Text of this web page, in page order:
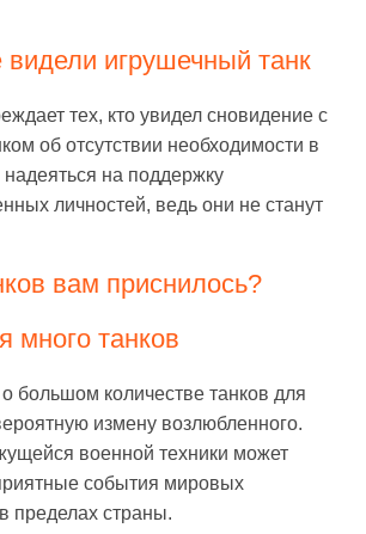
видели игрушечный танк
тех, кто увидел сновидение с
об отсутствии необходимости в
на поддержку
личностей, ведь они не станут
вам приснилось?
много танков
большом количестве танков для
измену возлюбленного.
военной техники может
события мировых
пределах страны.